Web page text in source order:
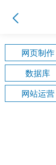
网页制作
数据库
网站运营